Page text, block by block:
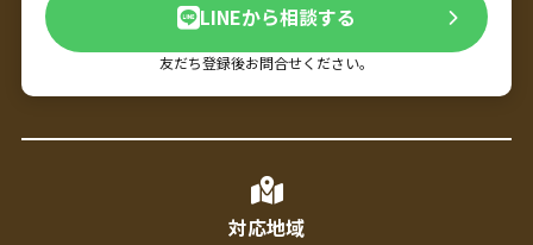
LINEから相談する
友だち登録後お問合せください。
対応地域